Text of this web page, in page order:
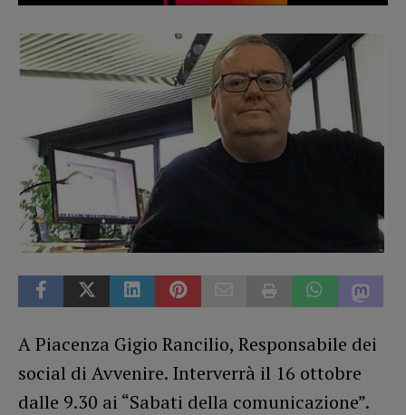
A Piacenza Gigio Rancilio, Responsabile dei
social di Avvenire. Interverrà il 16 ottobre
dalle 9.30 ai “Sabati della comunicazione”.